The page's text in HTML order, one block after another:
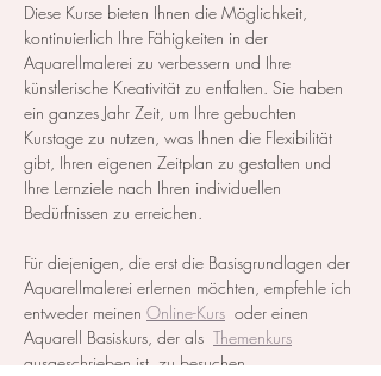
Diese Kurse bieten Ihnen die Möglichkeit,
kontinuierlich Ihre Fähigkeiten in der
Aquarellmalerei zu verbessern und Ihre
künstlerische Kreativität zu entfalten. Sie haben
ein ganzes Jahr Zeit, um Ihre gebuchten
Kurstage zu nutzen, was Ihnen die Flexibilität
gibt, Ihren eigenen Zeitplan zu gestalten und
Ihre Lernziele nach Ihren individuellen
Bedürfnissen zu erreichen.
Für diejenigen, die erst die Basisgrundlagen der
Aquarellmalerei erlernen möchten, empfehle ich
entweder meinen Online-Kurs oder einen
Aquarell Basiskurs, der als Themenkurs
ausgeschrieben ist, zu besuchen.